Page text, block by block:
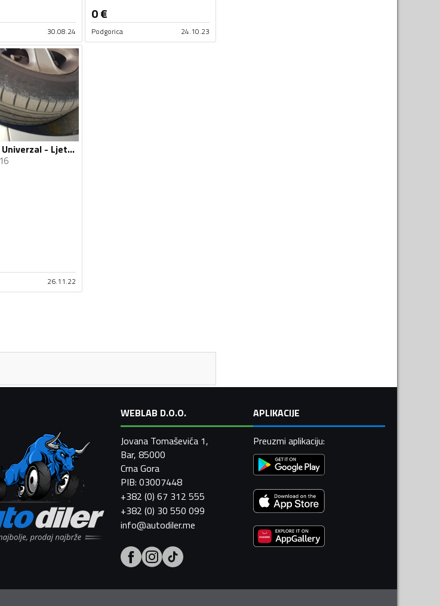
30.08.24
0€
Podgorica 24.10.23
Laufenn - Univerzal - Ljetnja guma
16
26.11.22
WEBLAB D.O.O.
Jovana Tomaševića 1,
Bar, 85000
Crna Gora
PIB: 03007448
+382 (0) 67 312 555
+382 (0) 30 550 099
info@autodiler.me
APLIKACIJE
Preuzmi aplikaciju: